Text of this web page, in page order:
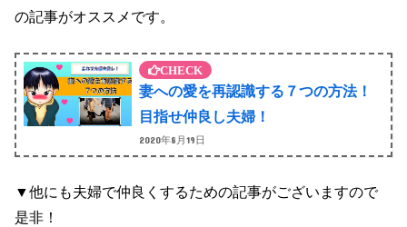
の記事がオススメです。
妻への愛を再認識する７つの方法！
目指せ仲良し夫婦！
2020年8月19日
▼他にも夫婦で仲良くするための記事がございますので
是非！